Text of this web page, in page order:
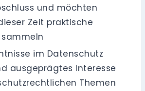
und möchten
Zeit praktische
im Datenschutz
ausgeprägtes Interesse
Themen